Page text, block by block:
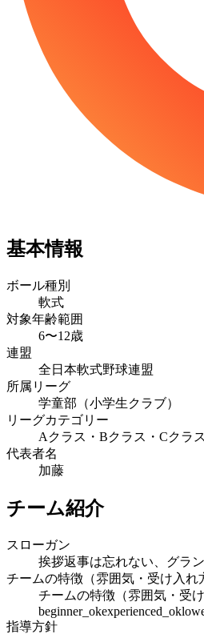
基本情報
ボール種別
軟式
対象年齢範囲
6〜12歳
連盟
全日本軟式野球連盟
所属リーグ
学童部（小学生クラブ）
リーグカテゴリー
Aクラス・Bクラス・Cクラス
代表者名
加藤
チーム紹介
スローガン
挨拶返事は忘れない、グラ
チームの特徴（雰囲気・受け入れ
チームの特徴（雰囲気・受け
beginner_okexperienced_ok
指導方針